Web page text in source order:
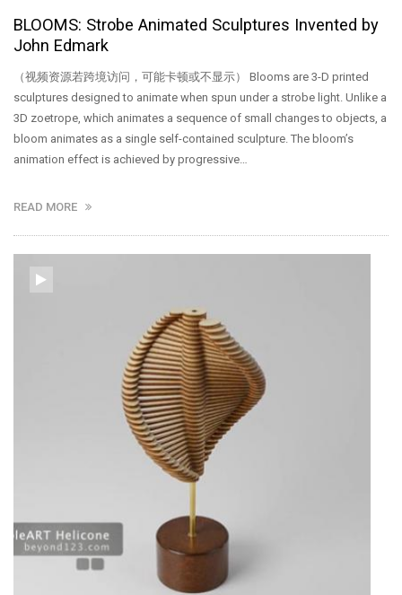
BLOOMS: Strobe Animated Sculptures Invented by
John Edmark
（视频资源若跨境访问，可能卡顿或不显示） Blooms are 3-D printed
sculptures designed to animate when spun under a strobe light. Unlike a
3D zoetrope, which animates a sequence of small changes to objects, a
bloom animates as a single self-contained sculpture. The bloom’s
animation effect is achieved by progressive…
READ MORE